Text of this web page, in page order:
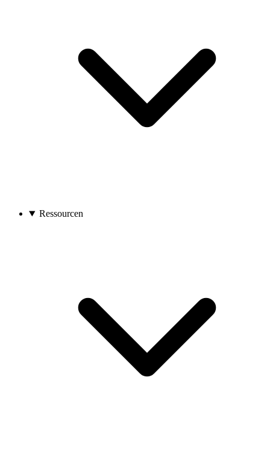
Ressourcen